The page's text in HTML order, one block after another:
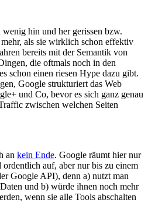
hin und her gerissen bzw.
als sie wirklich schon effektiv
bereits mit der Semantik von
die oftmals noch in den
schon einen riesen Hype dazu gibt.
Google strukturiert das Web
und Co, bevor es sich ganz genau
zwischen welchen Seiten
an kein Ende. Google räumt hier nur
auf, aber nur bis zu einem
Google API), denn a) nutzt man
und b) würde ihnen noch mehr
wenn sie alle Tools abschalten